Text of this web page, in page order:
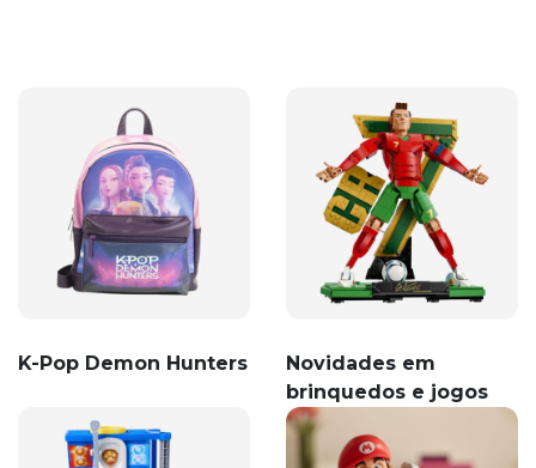
K-Pop Demon Hunters
Novidades em
brinquedos e jogos